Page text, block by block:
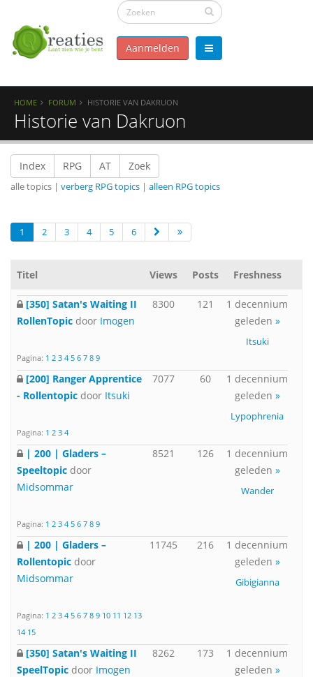
Aanmelden
HOME FORUM HISTORIE VAN DAKRUON
Historie van Dakruon
Index RPG AT Zoek
alle topics | verberg RPG topics | alleen RPG topics
1 2 3 4 5 6
Titel Views Posts Freshness
[350] Satan's Waiting II
RollenTopic door Imogen
Pagina: 1 2 3 4 5 6 7 8 9
8300 121
1 decennium
geleden »
Itsuki
[200] Ranger Apprentice
- Rollentopic door Itsuki
Pagina: 1 2 3 4
7077 60
1 decennium
geleden »
Lypophrenia
| 200 | Gladers –
Speeltopic door
Midsommar
Pagina: 1 2 3 4 5 6 7 8 9
8521 126
1 decennium
geleden »
Wander
| 200 | Gladers –
Rollentopic door
Midsommar
Pagina: 1 2 3 4 5 6 7 8 9 10 11 12 13
14 15
11745 216
1 decennium
geleden »
Gibigianna
[350] Satan's Waiting II
SpeelTopic door Imogen
8262 173
1 decennium
geleden »